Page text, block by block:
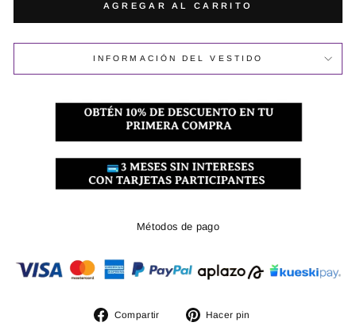
AGREGAR AL CARRITO
INFORMACIÓN DEL VESTIDO
Métodos de pago
Compartir
CompartirHacer pin